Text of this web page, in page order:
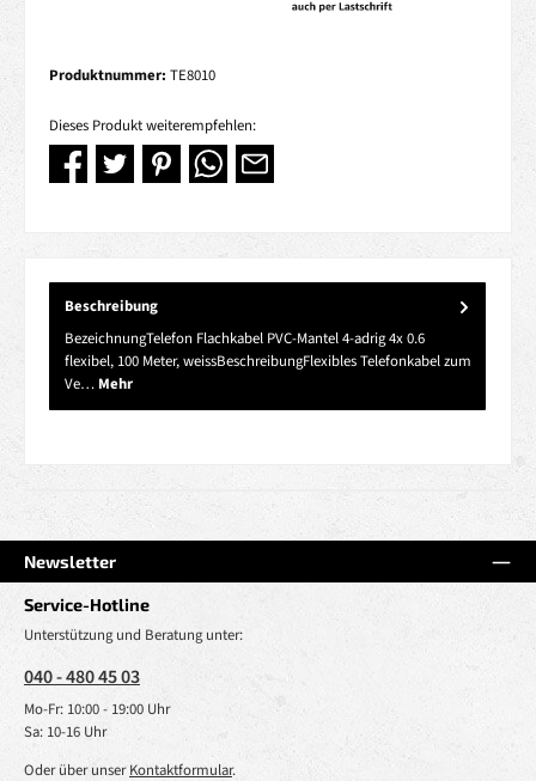
Produktnummer: TE8010
Dieses Produkt weiterempfehlen:
Beschreibung
BezeichnungTelefon Flachkabel PVC-Mantel 4-adrig 4x 0.6
flexibel, 100 Meter, weissBeschreibungFlexibles Telefonkabel zum
Ve… Mehr
Newsletter
Service-Hotline
Unterstützung und Beratung unter:
040 - 480 45 03
Mo-Fr: 10:00 - 19:00 Uhr
Sa: 10-16 Uhr
Oder über unserKontaktformular.